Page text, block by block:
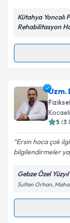
Kişisel
Kütahya Yoncalı
Rehabilitasyon
Uzm. Dr.
talebi
için bir
E-posta
Kişisel
Metni
Uzm.
Kocaeli
5 (3
Ersin hoca çok
bilgilendirmeler
Gebze Özel
Sultan Orhan,